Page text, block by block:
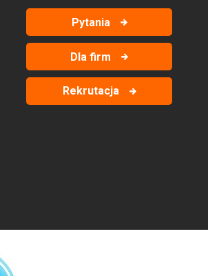
Pytania
Dla firm
Rekrutacja